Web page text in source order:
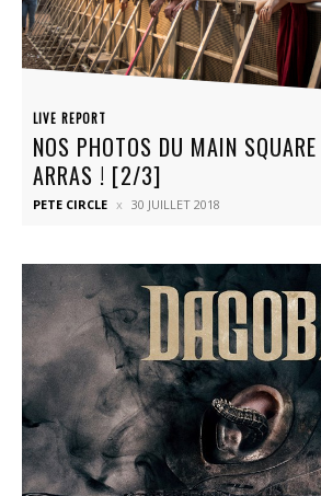
LIVE REPORT
NOS PHOTOS DU MAIN
ARRAS ! [2/3]
PETE CIRCLE 30 JUILLET 2018